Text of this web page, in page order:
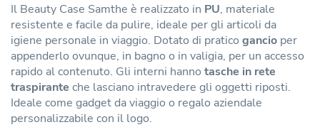
Il Beauty Case Samthe è realizzato in PU, materiale
resistente e facile da pulire, ideale per gli articoli da
igiene personale in viaggio. Dotato di pratico gancio per
appenderlo ovunque, in bagno o in valigia, per un accesso
rapido al contenuto. Gli interni hanno tasche in rete
traspirante che lasciano intravedere gli oggetti riposti.
Ideale come gadget da viaggio o regalo aziendale
personalizzabile con il logo.